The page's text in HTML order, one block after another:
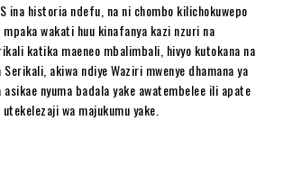
ina historia ndefu, na ni chombo kilichokuwepo
wakati huu kinafanya kazi nzuri na
katika maeneo mbalimbali, hivyo kutokana na
akiwa ndiye Waziri mwenye dhamana ya
asikae nyuma badala yake awatembelee ili apate
wa majukumu yake.